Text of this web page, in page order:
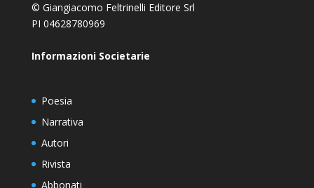
© Giangiacomo Feltrinelli Editore Srl
PI 04628780969
Informazioni Societarie
Poesia
Narrativa
Autori
Rivista
Abbonati